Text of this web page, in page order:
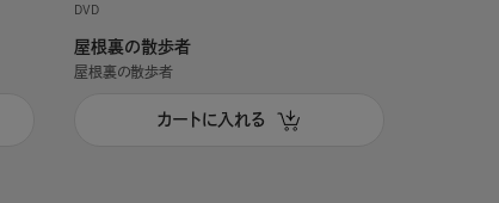
DVD
屋根裏の散歩者
屋根裏の散歩者
カートに入れる